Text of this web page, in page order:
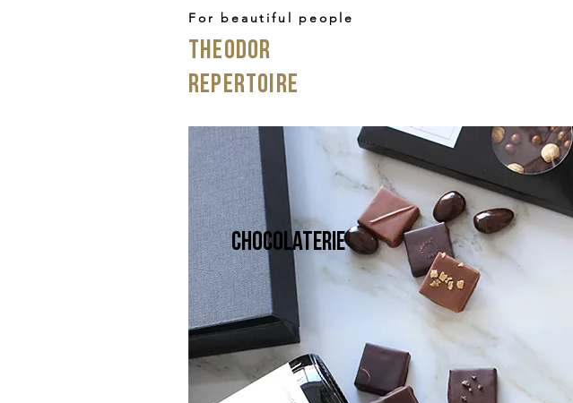
For beautiful people
Theodor
Repertoire
Chocolaterie